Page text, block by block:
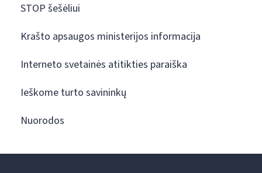
STOP šešėliui
Krašto apsaugos ministerijos informacija
Interneto svetainės atitikties paraiška
Ieškome turto savininkų
Nuorodos